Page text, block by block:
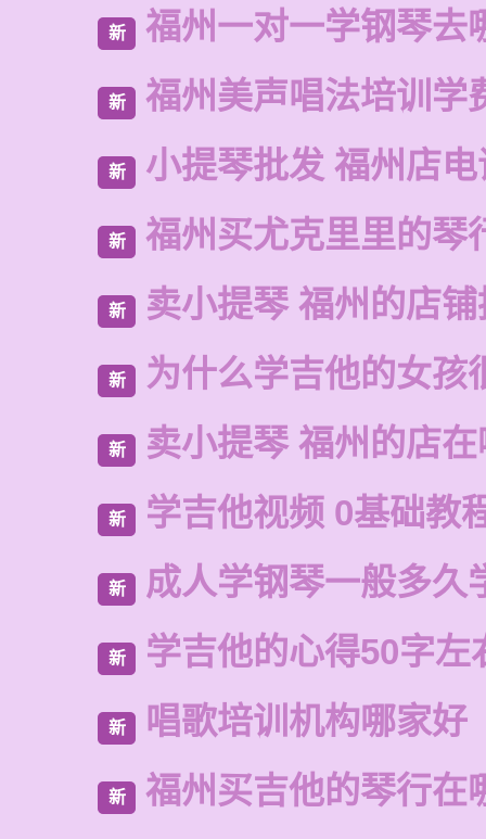
新 福州一对一学钢琴去
新 福州美声唱法培训学
新 小提琴批发 福州店
新 福州买尤克里里的琴
新 卖小提琴 福州的店
新 为什么学吉他的女孩
新 卖小提琴 福州的店
新 学吉他视频 0基础教
新 成人学钢琴一般多久
新 学吉他的心得50字左
新 唱歌培训机构哪家好
新 福州买吉他的琴行在